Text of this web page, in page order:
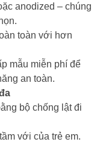
anodized – chúng
toàn với hơn
mẫu miễn phí để
an toàn.
bộ chống lật đi
với của trẻ em.